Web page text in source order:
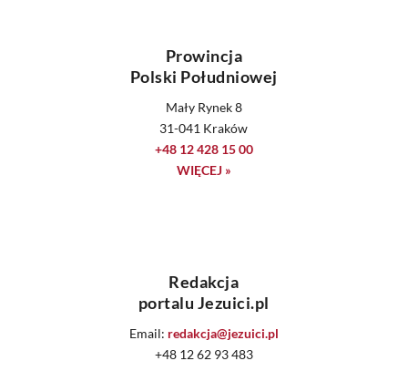
Prowincja
Polski Południowej
Mały Rynek 8
31-041 Kraków
+48 12 428 15 00
WIĘCEJ »
Redakcja
portalu Jezuici.pl
Email: redakcja@jezuici.pl
+48 12 62 93 483